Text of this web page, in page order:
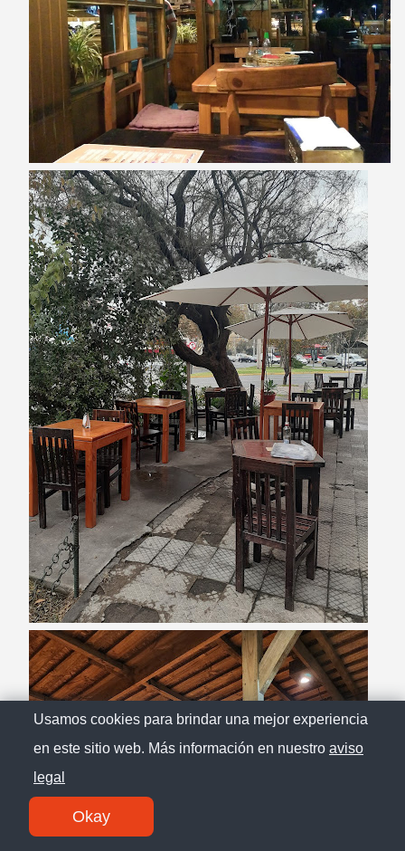
Usamos cookies para brindar una mejor experiencia
en este sitio web. Más información en nuestro aviso
legal
Okay